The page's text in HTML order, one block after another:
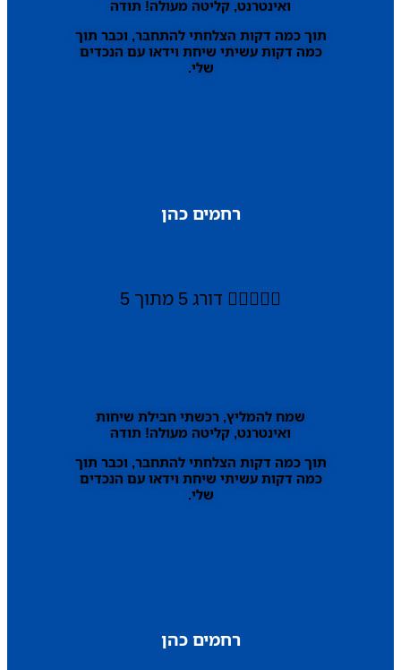
ואינטרנט, קליטה מעולה! תודה
תוך כמה דקות הצלחתי להתחבר, וכבר תוך
כמה דקות עשיתי שיחת וידאו עם הנכדים
שלי.
רחמים כהן
 דורג 5 מתוך 5
שמח להמליץ, רכשתי חבילת שיחות
ואינטרנט, קליטה מעולה! תודה
תוך כמה דקות הצלחתי להתחבר, וכבר תוך
כמה דקות עשיתי שיחת וידאו עם הנכדים
שלי.
רחמים כהן